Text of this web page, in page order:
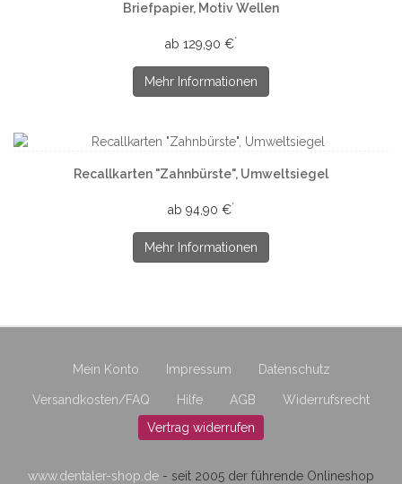
Briefpapier, Motiv Wellen
ab 129,90 €*
Mehr Informationen
Recallkarten "Zahnbürste", Umweltsiegel
ab 94,90 €*
Mehr Informationen
Mein Konto Impressum Datenschutz
Versandkosten/FAQ Hilfe AGB
Widerrufsrecht
Vertrag widerrufen
www.dentaler-shop.de - seit 2005 der führende Onlineshop